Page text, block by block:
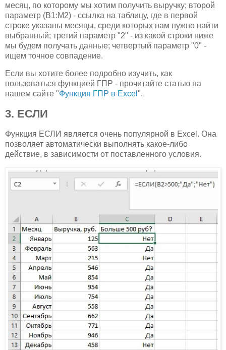
месяц, по которому мы хотим получить выручку; второй
параметр (B1:M2) - ссылка на таблицу, где в первой
строке указаны месяцы, среди которых нам нужно найти
выбранный; третий параметр "2" - из какой строки ниже
мы будем получать данные; четвертый параметр "0" -
ищем точное совпадение.
Если вы хотите более подробно изучить, как
пользоваться функцией ГПР - прочитайте статью на
нашем сайте "Функция ГПР в Excel ".
3. ЕСЛИ
Функция ЕСЛИ является очень популярной в Excel. Она
позволяет автоматически выполнять какое-либо
действие, в зависимости от поставленного условия.